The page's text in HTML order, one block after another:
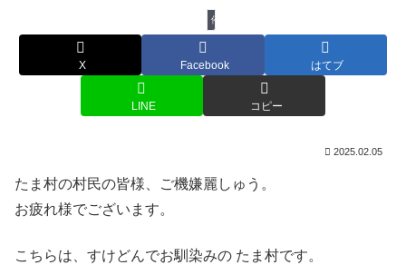
催し物
X Facebook はてブ
LINE コピー
2025.02.05
たま村の村民の皆様、ご機嫌麗しゅう。
お疲れ様でございます。
こちらは、すけどんでお馴染みの たま村です。